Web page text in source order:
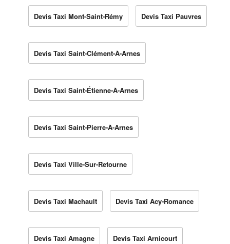
Devis Taxi Mont-Saint-Rémy Devis Taxi Pauvres
Devis Taxi Saint-Clément-À-Arnes
Devis Taxi Saint-Étienne-À-Arnes
Devis Taxi Saint-Pierre-À-Arnes
Devis Taxi Ville-Sur-Retourne
Devis Taxi Machault Devis Taxi Acy-Romance
Devis Taxi Amagne Devis Taxi Arnicourt